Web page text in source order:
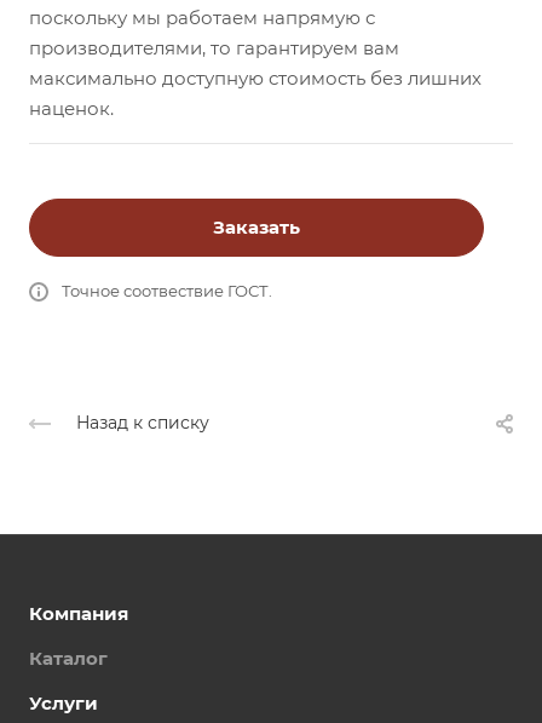
поскольку мы работаем напрямую с
производителями, то гарантируем вам
максимально доступную стоимость без лишних
наценок.
Заказать
Точное соотвествие ГОСТ.
Назад к списку
Компания
Каталог
Услуги